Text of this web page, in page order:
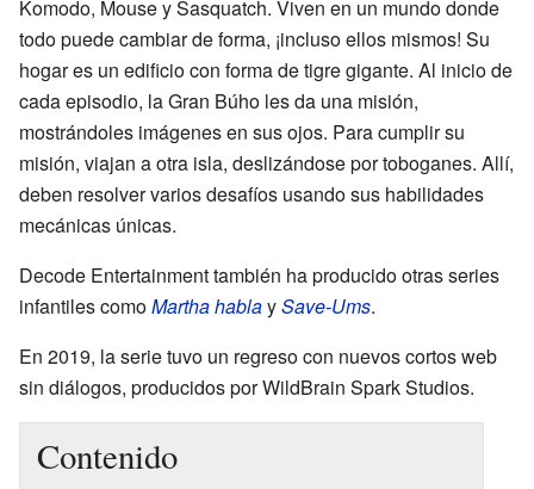
Komodo, Mouse y Sasquatch. Viven en un mundo donde
todo puede cambiar de forma, ¡incluso ellos mismos! Su
hogar es un edificio con forma de tigre gigante. Al inicio de
cada episodio, la Gran Búho les da una misión,
mostrándoles imágenes en sus ojos. Para cumplir su
misión, viajan a otra isla, deslizándose por toboganes. Allí,
deben resolver varios desafíos usando sus habilidades
mecánicas únicas.
Decode Entertainment también ha producido otras series
infantiles comoMartha hablaySave-Ums.
En 2019, la serie tuvo un regreso con nuevos cortos web
sin diálogos, producidos por WildBrain Spark Studios.
Contenido